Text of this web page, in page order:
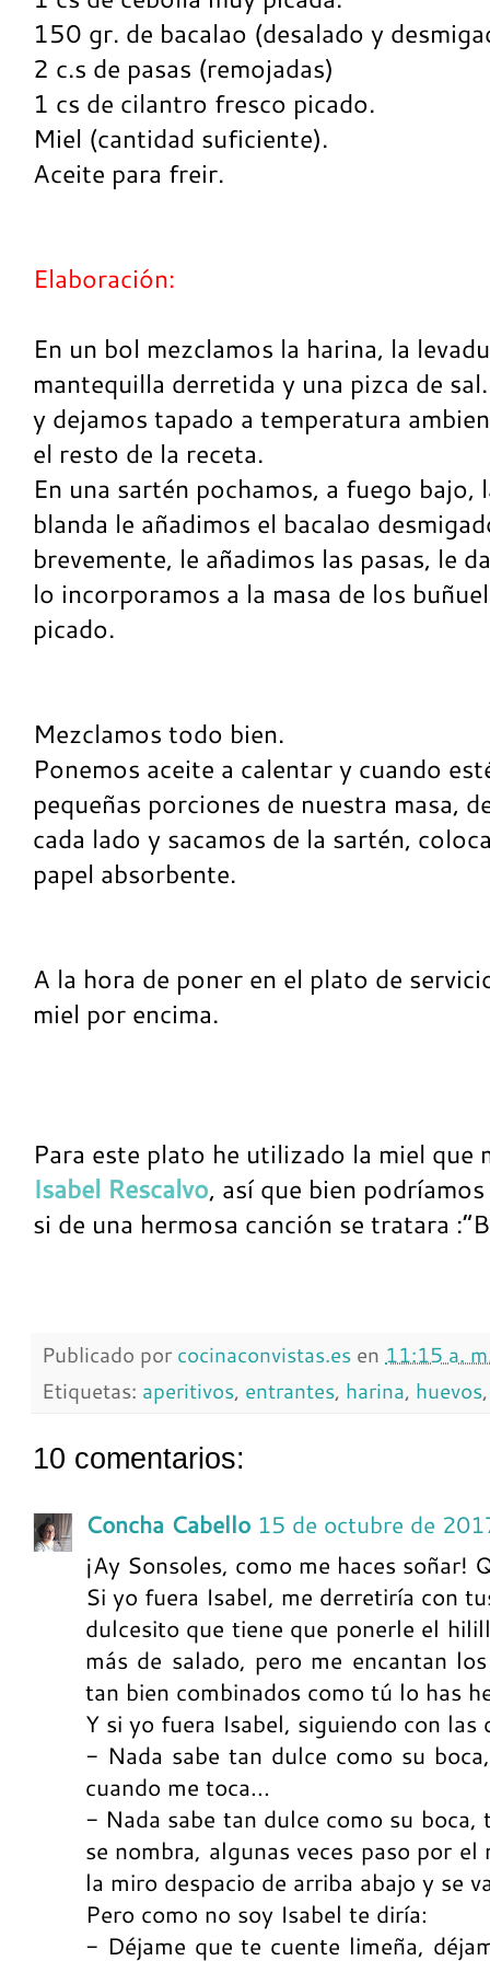
150 gr. de bacalao (desalado y
2 c.s de pasas (remojadas)
1 cs de cilantro fresco picado.
Miel (cantidad suficiente).
Aceite para freir.
Elaboración:
En un bol mezclamos la harina, la
mantequilla derretida y una pizca de
y dejamos tapado a temperatura
el resto de la receta.
En una sartén pochamos, a fuego bajo,
blanda le añadimos el bacalao
brevemente, le añadimos las pasas, le
lo incorporamos a la masa de los
picado.
Mezclamos todo bien.
Ponemos aceite a calentar y cuando
pequeñas porciones de nuestra masa,
cada lado y sacamos de la sartén,
papel absorbente.
A la hora de poner en el plato de
miel por encima.
Para este plato he utilizado la miel que
Isabel Rescalvo, así que bien
si de una hermosa canción se tratara
Publicado por cocinaconvistas.es en 11:15 a.
Etiquetas: aperitivos, entrantes, harina, huevos
10 comentarios:
Concha Cabello 15 de octubre de
¡Ay Sonsoles, como me haces soñar!
Si yo fuera Isabel, me derretiría con
dulcesito que tiene que ponerle el
más de salado, pero me encantan
tan bien combinados como tú lo has
Y si yo fuera Isabel, siguiendo con las
- Nada sabe tan dulce como su
cuando me toca...
- Nada sabe tan dulce como su boca,
se nombra, algunas veces paso por
la miro despacio de arriba abajo y se
Pero como no soy Isabel te diría:
- Déjame que te cuente limeña,